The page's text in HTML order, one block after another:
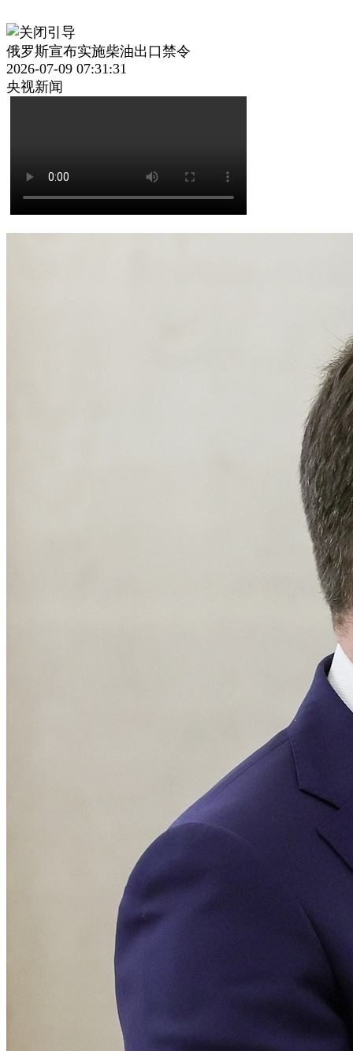
俄罗斯宣布实施柴油出口禁令
2026-07-09 07:31:31
央视新闻